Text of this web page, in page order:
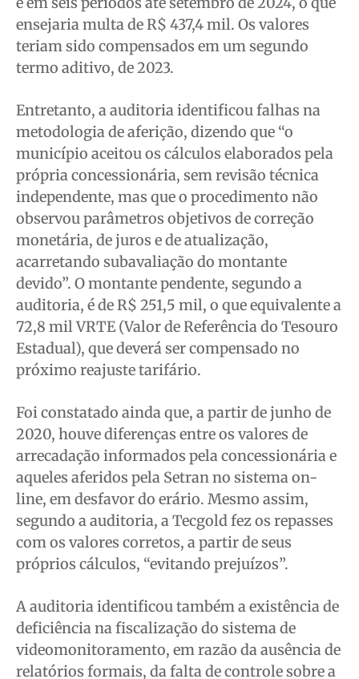
ensejaria multa de R$ 437,4 mil. Os valores
teriam sido compensados em um segundo
termo aditivo, de 2023.
Entretanto, a auditoria identificou falhas na
metodologia de aferição, dizendo que “o
município aceitou os cálculos elaborados pela
própria concessionária, sem revisão técnica
independente, mas que o procedimento não
observou parâmetros objetivos de correção
monetária, de juros e de atualização,
acarretando subavaliação do montante
devido”. O montante pendente, segundo a
auditoria, é de R$ 251,5 mil, o que equivalente a
72,8 mil VRTE (Valor de Referência do Tesouro
Estadual), que deverá ser compensado no
próximo reajuste tarifário.
Foi constatado ainda que, a partir de junho de
2020, houve diferenças entre os valores de
arrecadação informados pela concessionária e
aqueles aferidos pela Setran no sistema on-
line, em desfavor do erário. Mesmo assim,
segundo a auditoria, a Tecgold fez os repasses
com os valores corretos, a partir de seus
próprios cálculos, “evitando prejuízos”.
A auditoria identificou também a existência de
deficiência na fiscalização do sistema de
videomonitoramento, em razão da ausência de
relatórios formais, da falta de controle sobre a